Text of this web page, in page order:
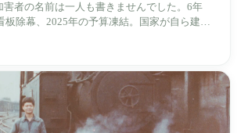
害者の名前は一人も書きませんでした。6年
板除幕、2025年の予算凍結。国家が自ら建
を記念する博物館です。しかし解厳から39